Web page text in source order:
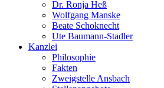
Dr. Ronja Heß
Wolfgang Manske
Beate Schoknecht
Ute Baumann-Stadler
Kanzlei
Philosophie
Fakten
Zweigstelle Ansbach